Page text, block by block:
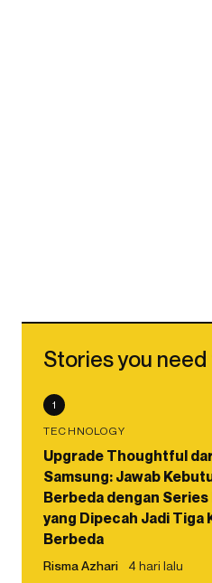
Stories you
1
TECHNOLOGY
Upgrade Thoughtful
Samsung: Jawab
Berbeda dengan Series
yang Dipecah Jadi Tiga
Berbeda
Risma Azhari 4 hari lalu